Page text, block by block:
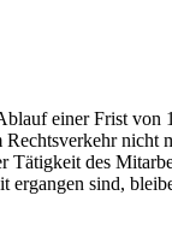
einer Frist
des
ergangen sind,